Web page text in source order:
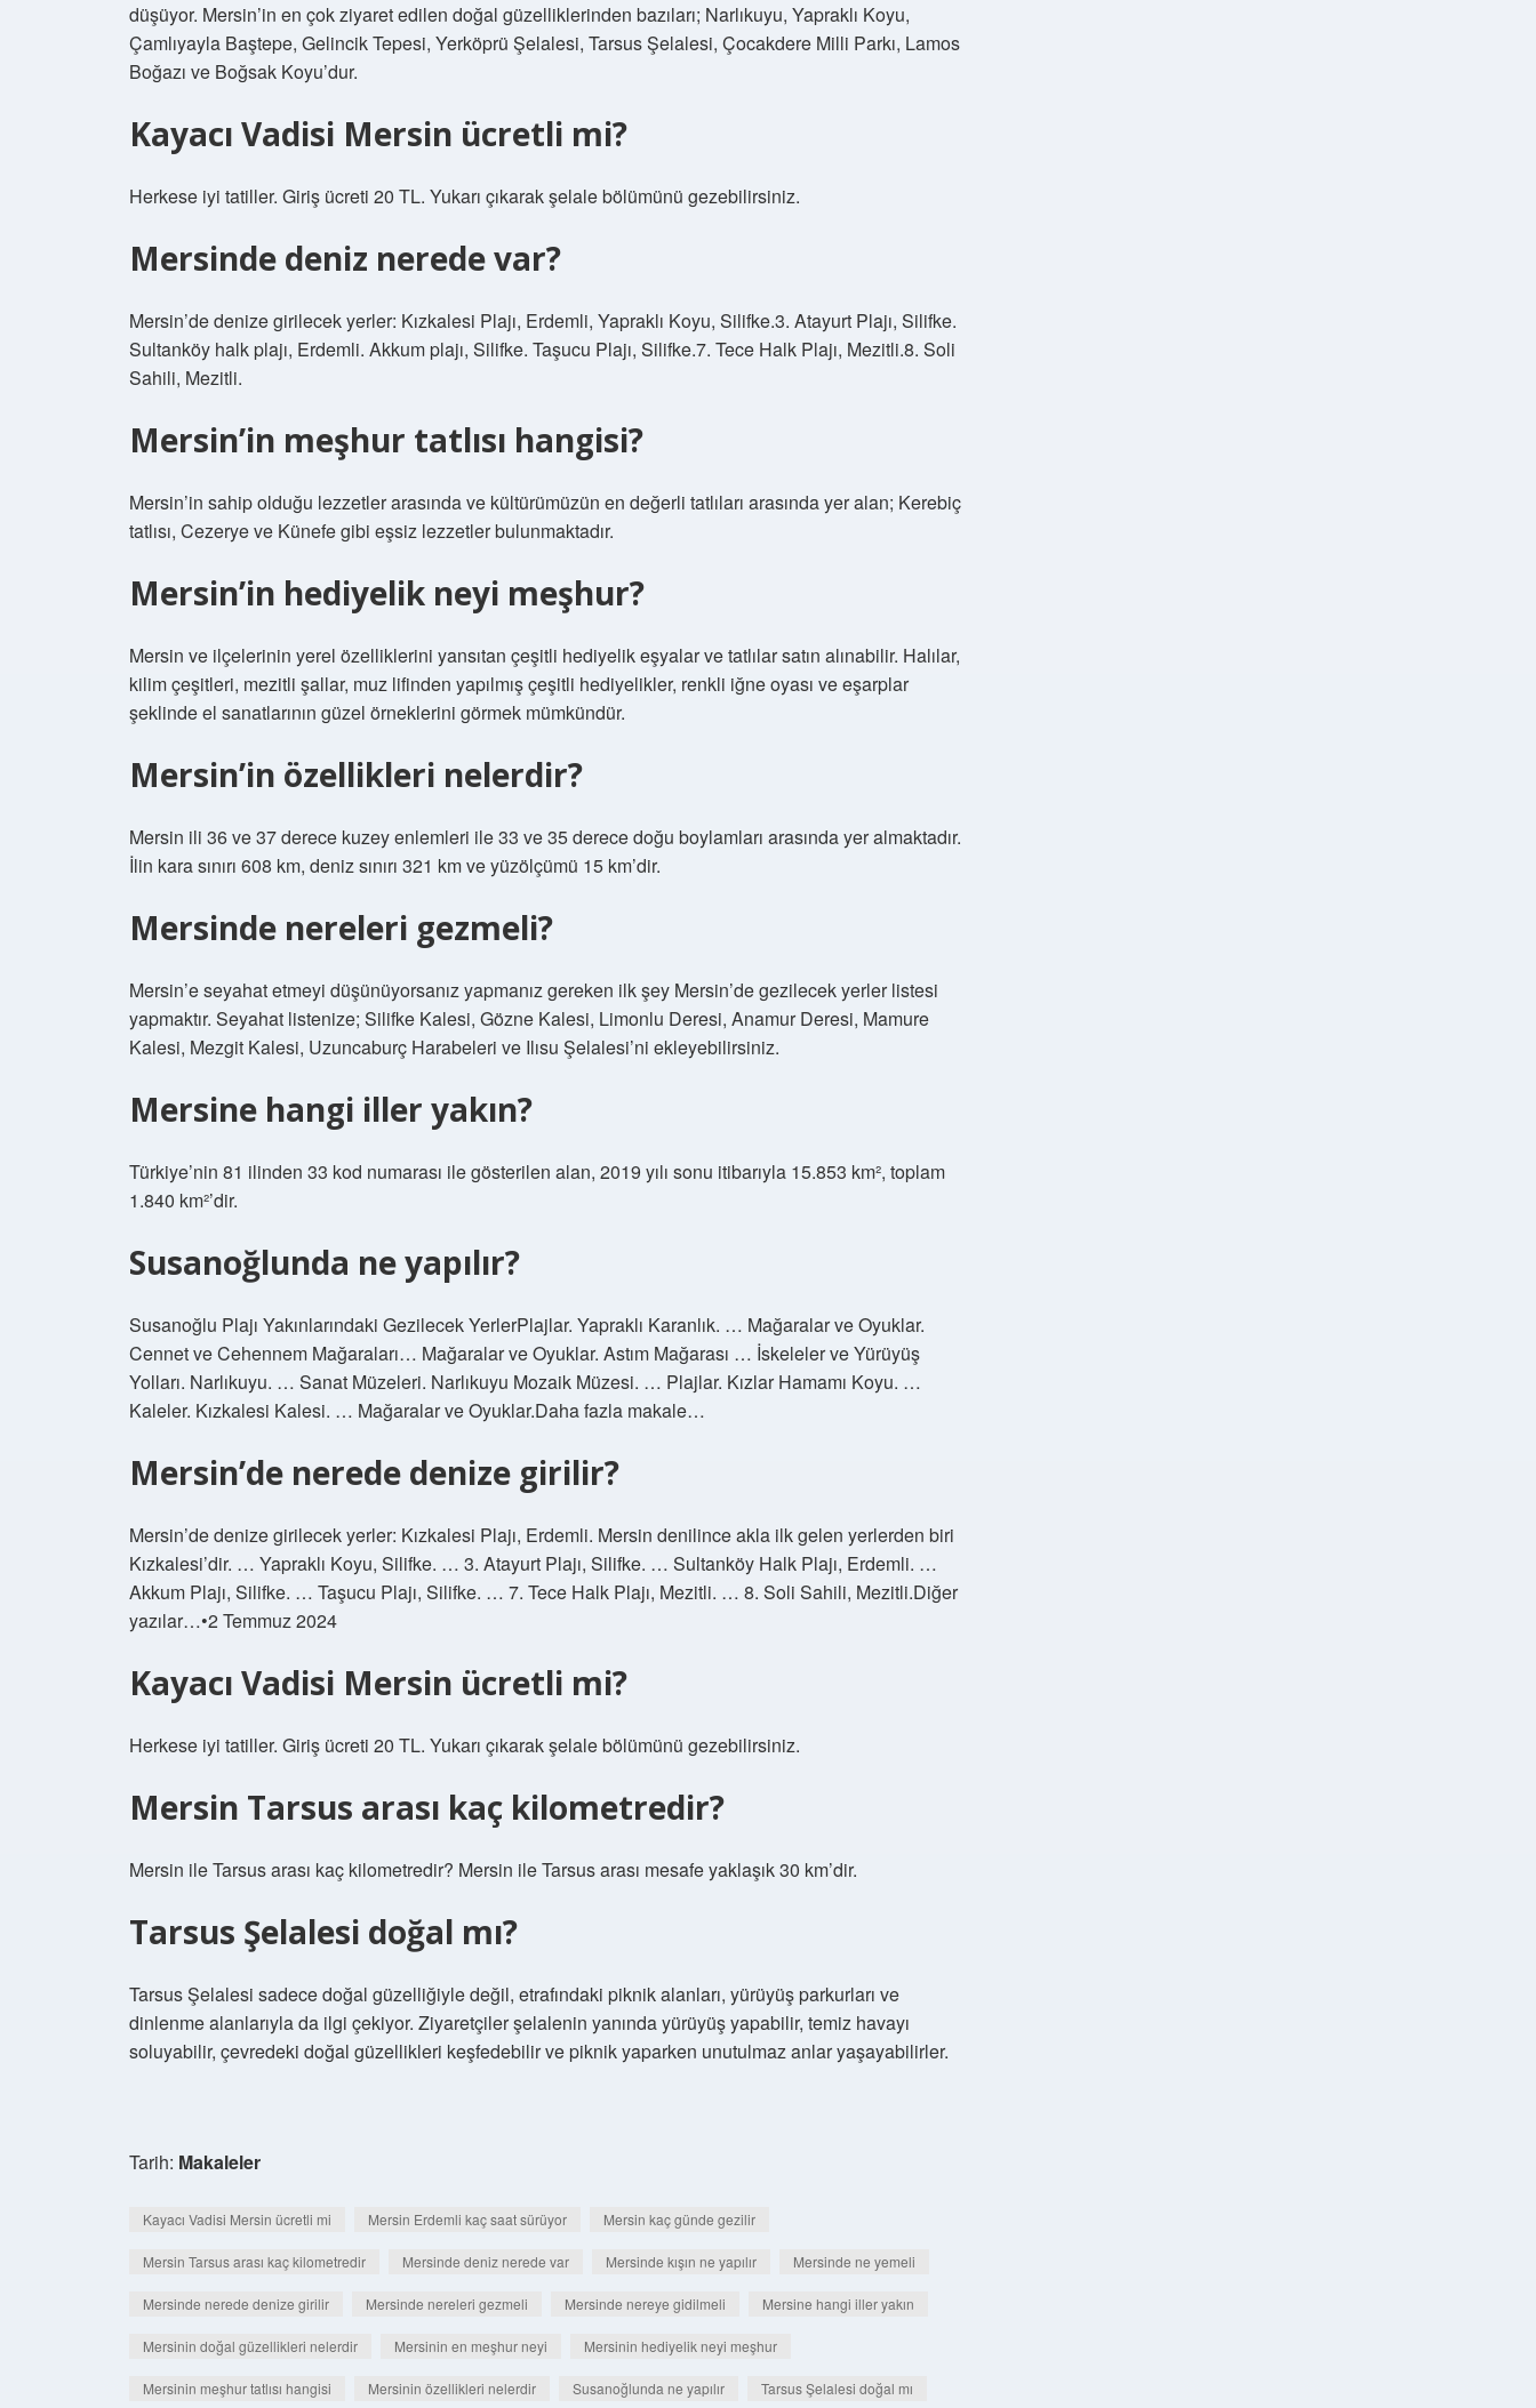
düşüyor. Mersin’in en çok ziyaret edilen doğal güzelliklerinden bazıları; Narlıkuyu, Yapraklı Koyu,
Çamlıyayla Baştepe, Gelincik Tepesi, Yerköprü Şelalesi, Tarsus Şelalesi, Çocakdere Milli Parkı, Lamos
Boğazı ve Boğsak Koyu’dur.
Kayacı Vadisi Mersin ücretli mi?
Herkese iyi tatiller. Giriş ücreti 20 TL. Yukarı çıkarak şelale bölümünü gezebilirsiniz.
Mersinde deniz nerede var?
Mersin’de denize girilecek yerler: Kızkalesi Plajı, Erdemli, Yapraklı Koyu, Silifke.3. Atayurt Plajı, Silifke.
Sultanköy halk plajı, Erdemli. Akkum plajı, Silifke. Taşucu Plajı, Silifke.7. Tece Halk Plajı, Mezitli.8. Soli
Sahili, Mezitli.
Mersin’in meşhur tatlısı hangisi?
Mersin’in sahip olduğu lezzetler arasında ve kültürümüzün en değerli tatlıları arasında yer alan; Kerebiç
tatlısı, Cezerye ve Künefe gibi eşsiz lezzetler bulunmaktadır.
Mersin’in hediyelik neyi meşhur?
Mersin ve ilçelerinin yerel özelliklerini yansıtan çeşitli hediyelik eşyalar ve tatlılar satın alınabilir. Halılar,
kilim çeşitleri, mezitli şallar, muz lifinden yapılmış çeşitli hediyelikler, renkli iğne oyası ve eşarplar
şeklinde el sanatlarının güzel örneklerini görmek mümkündür.
Mersin’in özellikleri nelerdir?
Mersin ili 36 ve 37 derece kuzey enlemleri ile 33 ve 35 derece doğu boylamları arasında yer almaktadır.
İlin kara sınırı 608 km, deniz sınırı 321 km ve yüzölçümü 15 km’dir.
Mersinde nereleri gezmeli?
Mersin’e seyahat etmeyi düşünüyorsanız yapmanız gereken ilk şey Mersin’de gezilecek yerler listesi
yapmaktır. Seyahat listenize; Silifke Kalesi, Gözne Kalesi, Limonlu Deresi, Anamur Deresi, Mamure
Kalesi, Mezgit Kalesi, Uzuncaburç Harabeleri ve Ilısu Şelalesi’ni ekleyebilirsiniz.
Mersine hangi iller yakın?
Türkiye’nin 81 ilinden 33 kod numarası ile gösterilen alan, 2019 yılı sonu itibarıyla 15.853 km², toplam
1.840 km²’dir.
Susanoğlunda ne yapılır?
Susanoğlu Plajı Yakınlarındaki Gezilecek Yerler‎Plajlar. Yapraklı Karanlık. … Mağaralar ve Oyuklar.
Cennet ve Cehennem Mağaraları… Mağaralar ve Oyuklar. Astım Mağarası … İskeleler ve Yürüyüş
Yolları. Narlıkuyu. … Sanat Müzeleri. Narlıkuyu Mozaik Müzesi. … Plajlar. Kızlar Hamamı Koyu. …
Kaleler. Kızkalesi Kalesi. … Mağaralar ve Oyuklar.Daha fazla makale…
Mersin’de nerede denize girilir?
Mersin’de denize girilecek yerler: Kızkalesi Plajı, Erdemli. Mersin denilince akla ilk gelen yerlerden biri
Kızkalesi’dir. … Yapraklı Koyu, Silifke. … 3. Atayurt Plajı, Silifke. … Sultanköy Halk Plajı, Erdemli. …
Akkum Plajı, Silifke. … Taşucu Plajı, Silifke. … 7. Tece Halk Plajı, Mezitli. … 8. Soli Sahili, Mezitli.Diğer
yazılar…•2 Temmuz 2024
Kayacı Vadisi Mersin ücretli mi?
Herkese iyi tatiller. Giriş ücreti 20 TL. Yukarı çıkarak şelale bölümünü gezebilirsiniz.
Mersin Tarsus arası kaç kilometredir?
Mersin ile Tarsus arası kaç kilometredir? Mersin ile Tarsus arası mesafe yaklaşık 30 km’dir.
Tarsus Şelalesi doğal mı?
Tarsus Şelalesi sadece doğal güzelliğiyle değil, etrafındaki piknik alanları, yürüyüş parkurları ve
dinlenme alanlarıyla da ilgi çekiyor. Ziyaretçiler şelalenin yanında yürüyüş yapabilir, temiz havayı
soluyabilir, çevredeki doğal güzellikleri keşfedebilir ve piknik yaparken unutulmaz anlar yaşayabilirler.
Tarih: Makaleler
Kayacı Vadisi Mersin ücretli mi Mersin Erdemli kaç saat sürüyor Mersin kaç günde gezilir
Mersin Tarsus arası kaç kilometredir Mersinde deniz nerede var Mersinde kışın ne yapılır Mersinde ne yemeli
Mersinde nerede denize girilir Mersinde nereleri gezmeli Mersinde nereye gidilmeli Mersine hangi iller yakın
Mersinin doğal güzellikleri nelerdir Mersinin en meşhur neyi Mersinin hediyelik neyi meşhur
Mersinin meşhur tatlısı hangisi Mersinin özellikleri nelerdir Susanoğlunda ne yapılır Tarsus Şelalesi doğal mı